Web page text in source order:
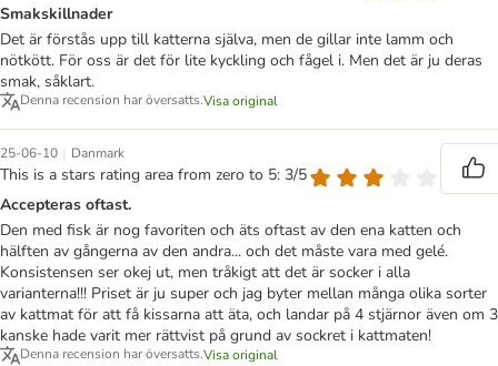
Smakskillnader
Det är förstås upp till katterna själva, men de gillar inte lamm och
nötkött. För oss är det för lite kyckling och fågel i. Men det är ju deras
smak, såklart.
Denna recension har översatts.Visa original
25-06-10 | Danmark
This is a stars rating area from zero to 5: 3/5
Accepteras oftast.
Den med fisk är nog favoriten och äts oftast av den ena katten och
hälften av gångerna av den andra... och det måste vara med gelé.
Konsistensen ser okej ut, men tråkigt att det är socker i alla
varianterna!!! Priset är ju super och jag byter mellan många olika sorter
av kattmat för att få kissarna att äta, och landar på 4 stjärnor även om 3
kanske hade varit mer rättvist på grund av sockret i kattmaten!
Denna recension har översatts.Visa original